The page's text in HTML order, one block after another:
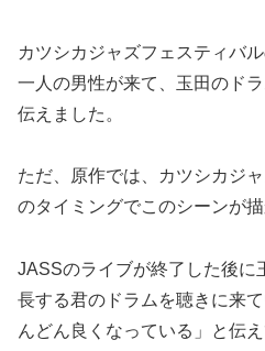
カツシカジャズフェスティバ
一人の男性が来て、玉田のド
伝えました。
ただ、原作では、カツシカジ
のタイミングでこのシーンが描
JASSのライブが終了した後に
長する君のドラムを聴きに来
んどん良くなっている」と伝